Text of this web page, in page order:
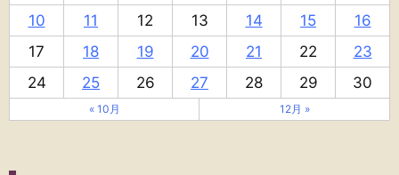
10
11 12 13 14 15
16
17
18 19 20 21 22
23
24
25 26 27 28 29 30
« 10月 12月 »